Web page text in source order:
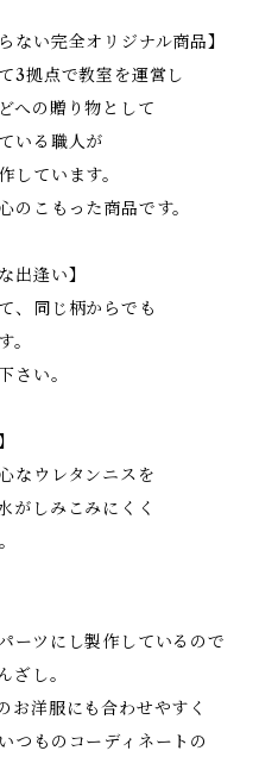
ない完全オリジナル商品】
3拠点で教室を運営し
への贈り物として
いる職人が
しています。
のこもった商品です。
出逢い】
、同じ柄からでも
。
さい。
なウレタンニスを
がしみこみにくく
ーツにし製作しているので
ざし。
お洋服にも合わせやすく
つものコーディネートの